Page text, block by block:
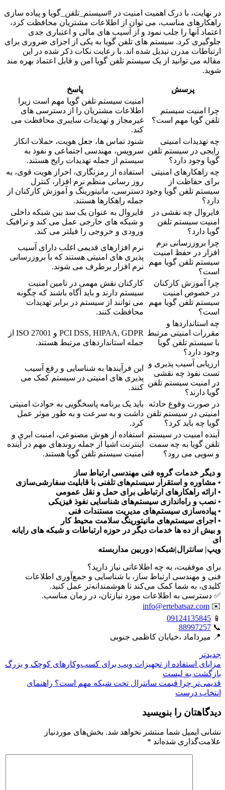
در نهایت، با درک اهمیت امنیت در #سیستم_تلفن_گویا و پیاده سازی
راهکارهای مناسب، می توان از اطلاعات مشتریان محافظت کرد،
اعتماد آنها را جلب نمود و از آسیب های مالی و اعتباری جدی
جلوگیری کرد. سیستم های تلفن گویا به یکی از اجزای ضروری برای
ارتباطات مدرن تبدیل شده اند. با رعایت نکات ذکر شده در این
مقاله می توانید از یک سیستم تلفن گویا امن و قابل اعتماد بهره مند
شوید.
پرسش پاسخ
چرا امنیت سیستم
تلفن گویا مهم است؟
امنیت سیستم تلفن گویا مهم است زیرا
اطلاعات مشتریان را از دسترسی های
غیرمجاز و تهدیدات سایبری محافظت می
کند.
چه تهدیدات امنیتی
رایجی در سیستم تلفن
گویا وجود دارد؟
شنود تماس ها، جعل هویت، حملات انکار
سرویس، مهندسی اجتماعی و نفوذ به
سیستم از جمله تهدیدات رایج هستند.
چه راهکارهای امنیتی
برای حفاظت از
سیستم تلفن گویا وجود
دارد؟
استفاده از رمزنگاری، احراز هویت قوی، به
روز رسانی منظم نرم افزار، کنترل
دسترسی، مانیتورینگ و آموزش کارکنان از
جمله راهکارها هستند.
فایروال چه نقشی در
امنیت سیستم تلفن
گویا دارد؟
فایروال به عنوان یک سد بین شبکه داخلی
و شبکه های خارجی عمل می کند و ترافیک
ورودی و خروجی را فیلتر می کند.
چرا بروزرسانی نرم
افزار در حفظ امنیت
سیستم تلفن گویا مهم
است؟
نرم افزارهای قدیمی اغلب دارای آسیب
پذیری های امنیتی هستند که با بروزرسانی
نرم افزار برطرف می شوند.
چرا آموزش کارکنان
در خصوص امنیت
سیستم تلفن گویا مهم
است؟
کارکنان نقش مهمی در تامین امنیت
سیستم دارند و باید آگاه باشند که چگونه
می توانند از سیستم در برابر تهدیدات
محافظت کنند.
چه استانداردها و
مقررات امنیتی مرتبط
با سیستم تلفن گویا
وجود دارد؟
PCI DSS, HIPAA, GDPR و ISO 27001 از
جمله استانداردهای مرتبط هستند.
ارزیابی آسیب پذیری و
تست نفوذ چه نقشی
در امنیت سیستم تلفن
گویا دارند؟
این فرآیندها به شناسایی و رفع آسیب
پذیری های امنیتی در سیستم کمک می
کنند.
در صورت وقوع حادثه
امنیتی در سیستم تلفن
گویا چه باید کرد؟
باید یک برنامه پاسخگویی به حوادث امنیتی
داشت و به سرعت و به طور موثر عمل
کرد.
آینده امنیت در سیستم
تلفن گویا به چه سمت
و سویی می رود؟
استفاده از هوش مصنوعی، امنیت ابری و
اینترنت اشیا از جمله روندهای مهم در آینده
امنیت سیستم تلفن گویا هستند.
و دیگر خدمات گروه فنی مهندسی ارتباط ساز
• مشاوره و استقرار سیستم‌های تلفنی با قابلیت سفارشی‌سازی
• ارائه راهکارهای ارتباطی برای حمل و نقل عمومی
• نصب و راه‌اندازی سیستم‌های شناسایی نفوذ فیزیکی
• پیاده‌سازی سیستم‌های مدیریت مستندات فنی
• اجرای سیستم‌های مانیتورینگ سلامت محیط کار
و بیش از ده ها خدمات دیگر در حوزه ارتباطات و شبکه های رایانه
ای
ویپ| سانترال|شبکه| دوربین مداربسته
برای موفقیت، به چه اطلاعاتی نیاز دارید؟
فنی و مهندسی ارتباط ساز، با شناسایی و جمع‌آوری اطلاعات
کلیدی، به شما کمک می‌کند تا هوشمندانه‌تر عمل کنید.
✅ دسترسی به اطلاعات مورد نیازتان، در زمان مناسب.
✉️
info@ertebatsaz.com
📱
09124135845
📞
88997257
📍 میرداماد ،خیابان کاظمی جنوبی
جدیدتر
مزایای استفاده از تجهیزات ویپ برای کسب‌وکارهای کوچک و بزرگ
بازگشت بە لیست
قدیمی‌تر چرا قیمت سانترال تحت شبکه مهم است؟ راهنمای
انتخاب درست
دیدگاهتان را بنویسید
نشانی ایمیل شما منتشر نخواهد شد. بخش‌های موردنیاز
علامت‌گذاری شده‌اند *